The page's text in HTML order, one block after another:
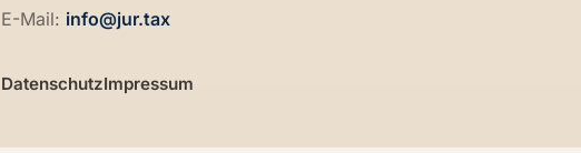
E-Mail: info@jur.tax
DatenschutzImpressum